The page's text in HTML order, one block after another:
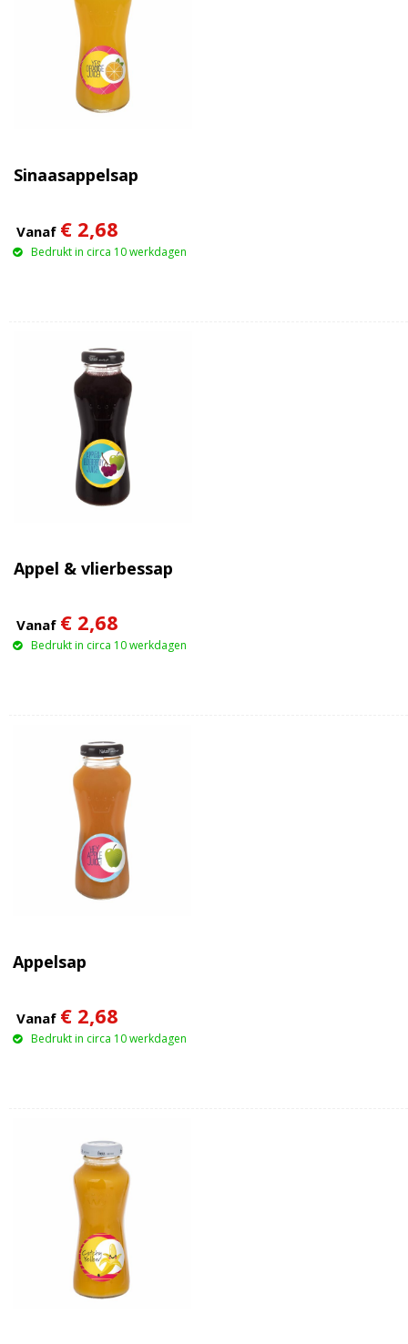
Sinaasappelsap
Vanaf € 2,68
Bedrukt in circa 10 werkdagen
Appel & vlierbessap
Vanaf € 2,68
Bedrukt in circa 10 werkdagen
Appelsap
Vanaf € 2,68
Bedrukt in circa 10 werkdagen